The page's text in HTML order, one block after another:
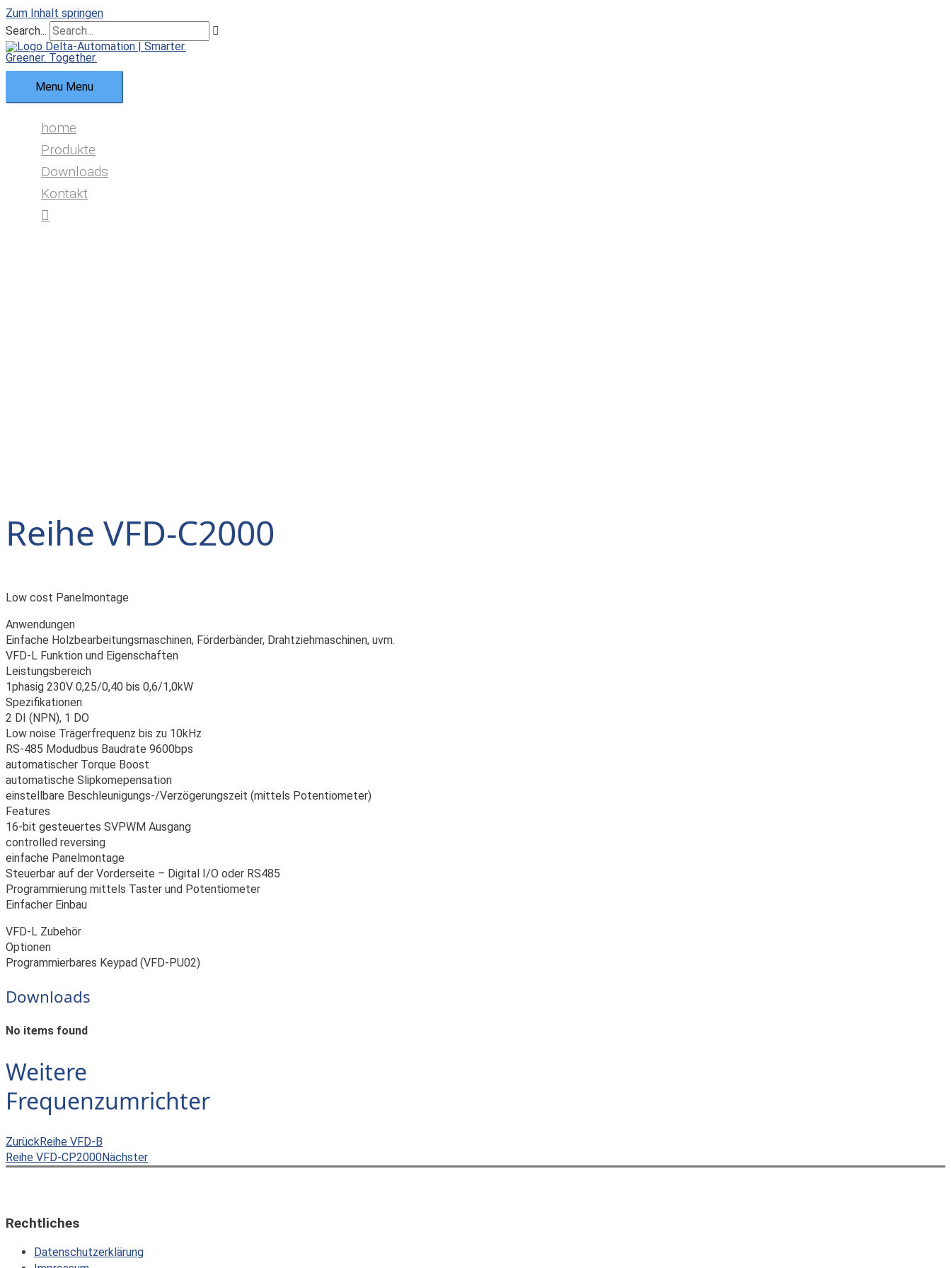
Zum Inhalt springen
Search...
Menu Menu
home
Produkte
Downloads
Kontakt
Reihe VFD-C2000
Low cost Panelmontage
Anwendungen
Einfache Holzbearbeitungsmaschinen, Förderbänder, Drahtziehmaschinen, uvm.
VFD-L Funktion und Eigenschaften
Leistungsbereich
1phasig 230V 0,25/0,40 bis 0,6/1,0kW
Spezifikationen
2 DI (NPN), 1 DO
Low noise Trägerfrequenz bis zu 10kHz
RS-485 Modudbus Baudrate 9600bps
automatischer Torque Boost
automatische Slipkomepensation
einstellbare Beschleunigungs-/Verzögerungszeit (mittels Potentiometer)
Features
16-bit gesteuertes SVPWM Ausgang
controlled reversing
einfache Panelmontage
Steuerbar auf der Vorderseite – Digital I/O oder RS485
Programmierung mittels Taster und Potentiometer
Einfacher Einbau
VFD-L Zubehör
Optionen
Programmierbares Keypad (VFD-PU02)
Downloads
No items found
Weitere
Frequenzumrichter
ZurückReihe VFD-B
Reihe VFD-CP2000Nächster
Rechtliches
Datenschutzerklärung